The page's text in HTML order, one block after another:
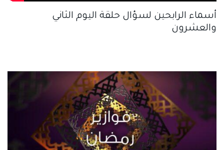
أسماء الرابحين لسؤال حلقة اليوم الثاني
والعشرون